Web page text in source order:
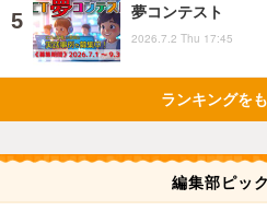
夢コンテスト
2026.7.2 Thu 17:45
ランキングを
編集部ピッ